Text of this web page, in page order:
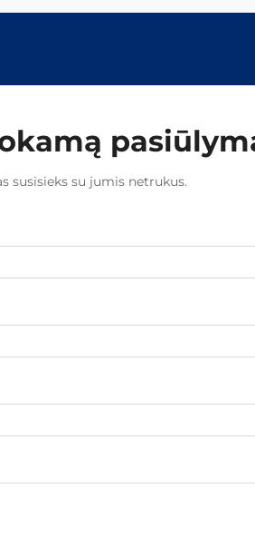
susisieks su jumis netrukus.